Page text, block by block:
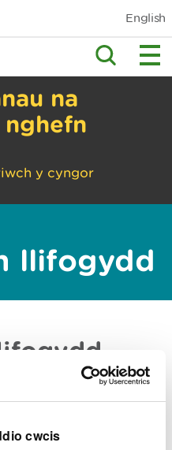
cwcis
English
na
y cyngor
llifogydd
0345 988 1188 - ar